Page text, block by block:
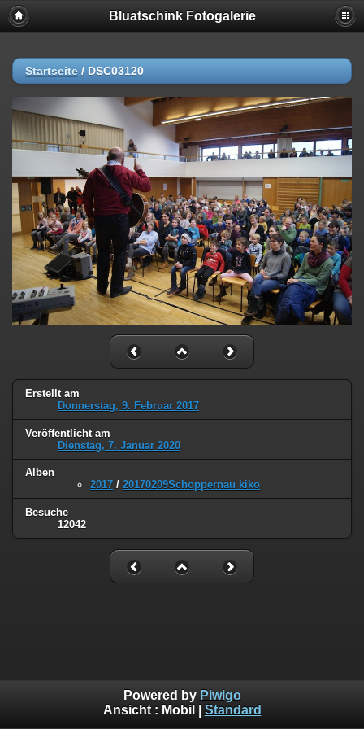
Bluatschink Fotogalerie
Startseite / DSC03120
Erstellt am
Donnerstag, 9. Februar 2017
Veröffentlicht am
Dienstag, 7. Januar 2020
Alben
2017 / 20170209Schoppernau kiko
Besuche
12042
Powered by Piwigo
Ansicht : Mobil Standard